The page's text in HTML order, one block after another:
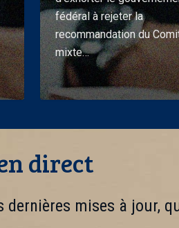
pour
cause
de
maladie
mentale
fédéral à rejeter la
recommandation du
mixte…
direct
dernières mises à jour,